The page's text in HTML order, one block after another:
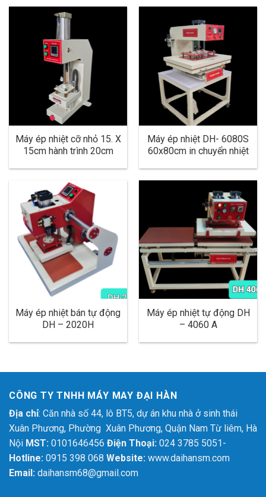
Máy ép nhiệt cỡ nhỏ 15. X
15cm hành trình 20cm
Máy ép nhiệt DH- 6080S
60x80cm in chuyển nhiệt
Máy ép nhiệt bán tự động
DH – 2020H
Máy ép nhiệt tự động DH
– 4060 A
CÔNG TY TNHH MÁY MAY ĐẠI HÀN
Địa chỉ: Căn nhà số 44, lô BT5, dự án khu nhà ở sinh thái
Xuân Phương, Phường Xuân Phương, Quận Nam Từ liêm, Hà
Nội MST: 0101646456 Điện Thoại: 024 3785 5051-
Hotline: 0915 398 068 Website: www.daihansm.com
Email: daihansm68@gmail.com